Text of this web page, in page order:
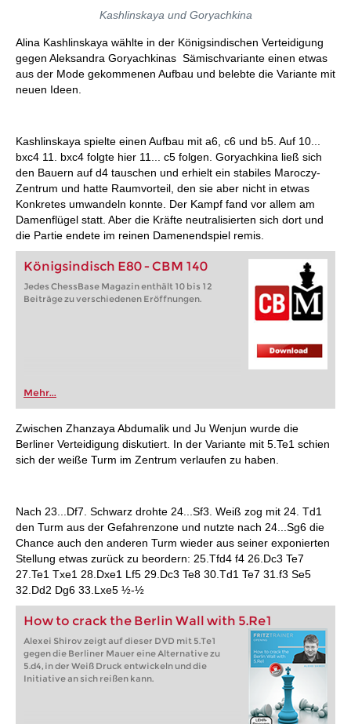
Kashlinskaya und Goryachkina
Alina Kashlinskaya wählte in der Königsindischen Verteidigung
gegen Aleksandra Goryachkinas Sämischvariante einen etwas
aus der Mode gekommenen Aufbau und belebte die Variante mit
neuen Ideen.
Kashlinskaya spielte einen Aufbau mit a6, c6 und b5. Auf 10...
bxc4 11. bxc4 folgte hier 11... c5 folgen. Goryachkina ließ sich
den Bauern auf d4 tauschen und erhielt ein stabiles Maroczy-
Zentrum und hatte Raumvorteil, den sie aber nicht in etwas
Konkretes umwandeln konnte. Der Kampf fand vor allem am
Damenflügel statt. Aber die Kräfte neutralisierten sich dort und
die Partie endete im reinen Damenendspiel remis.
Königsindisch E80 - CBM 140
Jedes ChessBase Magazin enthält 10 bis 12
Beiträge zu verschiedenen Eröffnungen.
Mehr...
Zwischen Zhanzaya Abdumalik und Ju Wenjun wurde die
Berliner Verteidigung diskutiert. In der Variante mit 5.Te1 schien
sich der weiße Turm im Zentrum verlaufen zu haben.
Nach 23...Df7. Schwarz drohte 24...Sf3. Weiß zog mit 24. Td1
den Turm aus der Gefahrenzone und nutzte nach 24...Sg6 die
Chance auch den anderen Turm wieder aus seiner exponierten
Stellung etwas zurück zu beordern: 25.Tfd4 f4 26.Dc3 Te7
27.Te1 Txe1 28.Dxe1 Lf5 29.Dc3 Te8 30.Td1 Te7 31.f3 Se5
32.Dd2 Dg6 33.Lxe5 ½-½
How to crack the Berlin Wall with 5.Re1
Alexei Shirov zeigt auf dieser DVD mit 5.Te1
gegen die Berliner Mauer eine Alternative zu
5.d4, in der Weiß Druck entwickeln und die
Initiative an sich reißen kann.